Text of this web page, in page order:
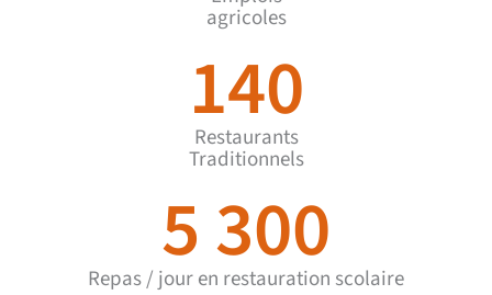
agricoles
Restaurants
Traditionnels
140
Repas / jour en restauration scolaire
5 300